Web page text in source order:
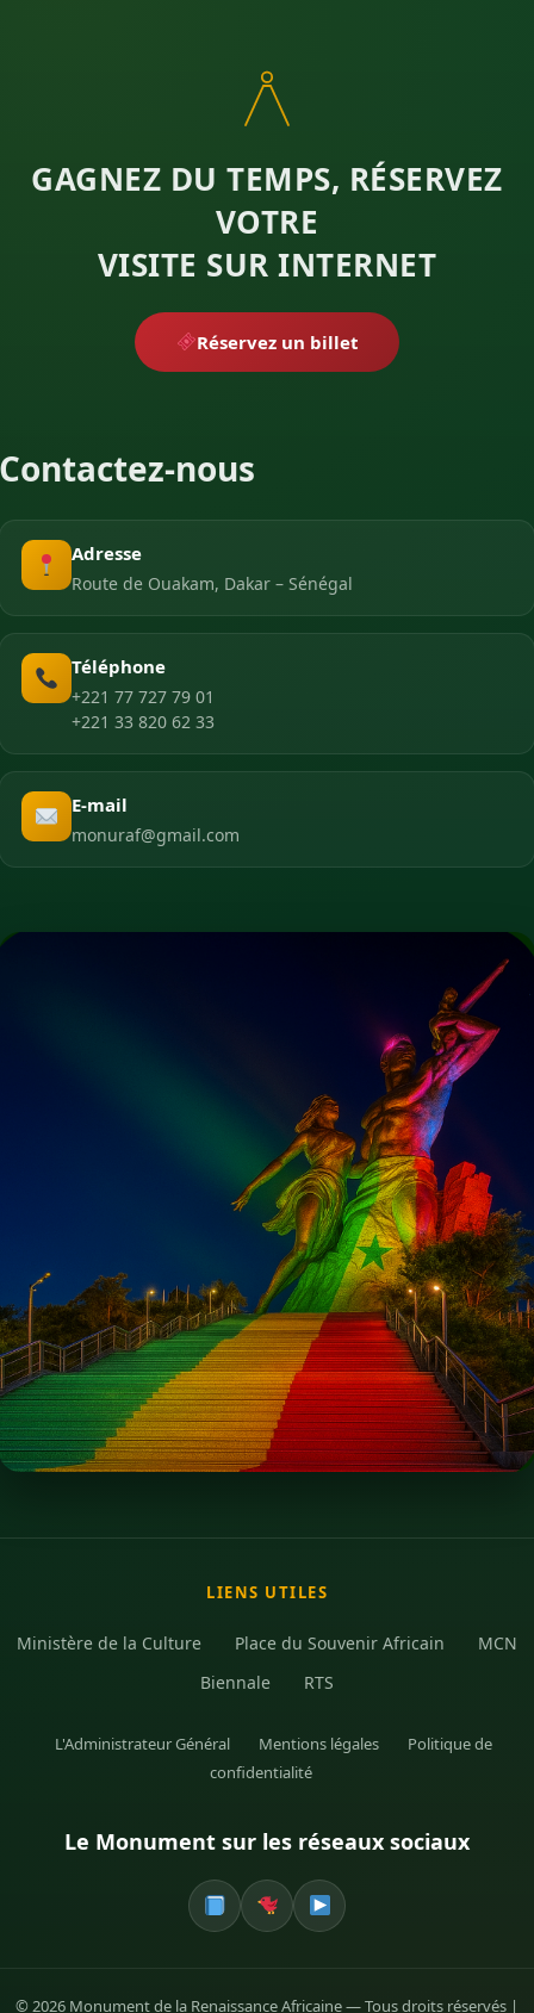
GAGNEZ DU TEMPS, RÉSERVEZ
VOTRE
VISITE SUR INTERNET
Réservez un billet
Contactez-nous
Adresse
Route de Ouakam, Dakar – Sénégal
Téléphone
+221 77 727 79 01
+221 33 820 62 33
E-mail
monuraf@gmail.com
LIENS UTILES
Ministère de la Culture Place du Souvenir Africain
MCN
Biennale
RTS
L'Administrateur Général Mentions légales
Politique de
confidentialité
Le Monument sur les réseaux sociaux
© 2026 Monument de la Renaissance Africaine — Tous droits réservés |